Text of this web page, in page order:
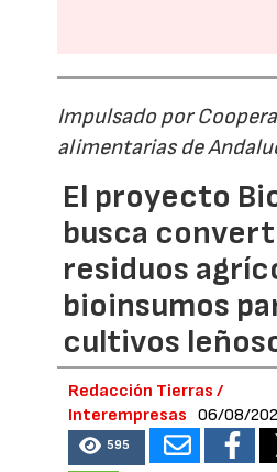
Impulsado por
alimentarias de
El proyecto
busca
residuos
bioinsumos
cultivos
Redacción Tierras /
Interempresas
06/08/
595